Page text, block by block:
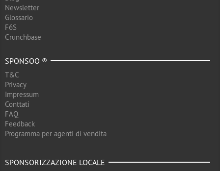
Newsletter
Glossario
F6S
Crunchbase
SPONSOO ®
T&C
Privacy
Impressum
Conttati
FAQ
Feedback
Programma per agenti di vendita
SPONSORIZZAZIONE LOCALE